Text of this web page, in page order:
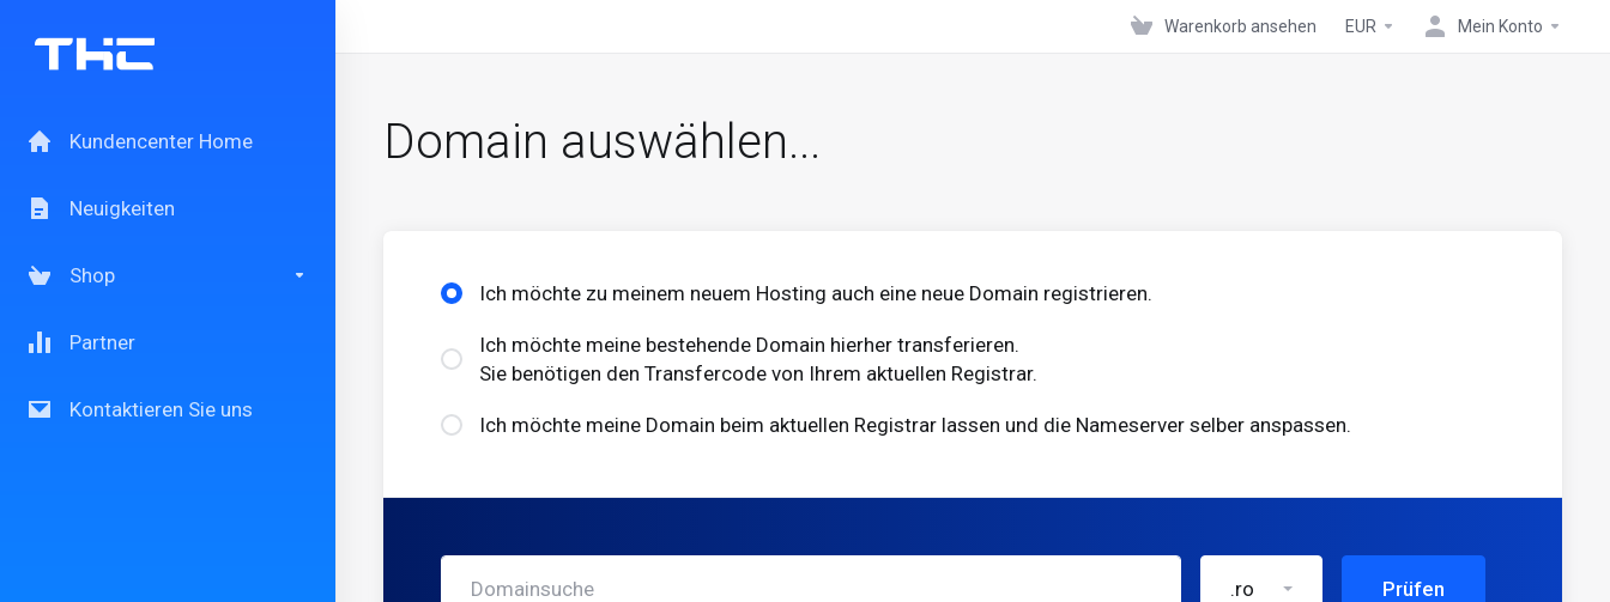
Kundencenter Home
Neuigkeiten
Shop
Partner
Kontaktieren Sie uns
Warenkorb ansehen EUR Mein Konto
Domain auswählen...
Ich möchte zu meinem neuem Hosting auch eine neue Domain registrieren.
Ich möchte meine bestehende Domain hierher transferieren.
Sie benötigen den Transfercode von Ihrem aktuellen Registrar.
Ich möchte meine Domain beim aktuellen Registrar lassen und die Nameserver selber anspassen.
.ro Prüfen